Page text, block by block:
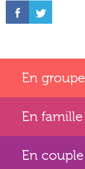
En groupe
En famille
En couple